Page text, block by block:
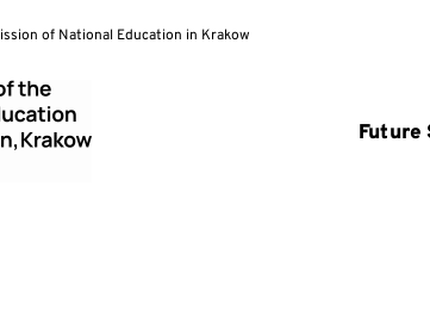
of National Education in Krakow
Future